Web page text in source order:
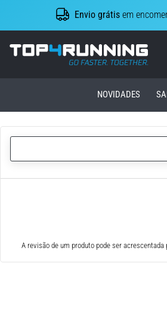
Envio grátis em
NOVIDADES
A revisão de um produto pode ser